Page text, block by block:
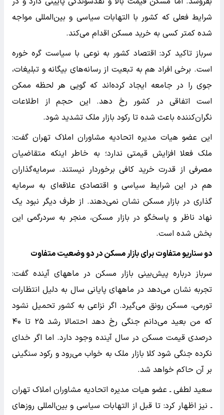
شرایط فعلی که کشور با التهابات سیاسی و بین‌المللی مواجه
شده کمتر کسی به خرید مسکن اقدام می‌کند.
سرباز تاکید کرد: اقتصاد کشور به نوعی با سیاست گره خوره
است. برخی افراد هم به تبعیت از رسانه‌های بیگانه و تبلیغات،
جوی را در جامعه ایجاد کرده‌اند که گویی هر لحظه ممکن
است اتفاقی در کشور رخ دهد. این حجم از اطلاعات
نگران‌کننده باعث شده تا رکود بازار ملک تشدید شود.
این عضو هیات مدیره اتحادیه مشاوران املاک تهران گفت:
ملک فعلا افزایش قیمتی ندارد؛ به خاطر اینکه متقاضیان
مصرفی از قدرت خرید کافی برخوردار نیستند. سرمایه‌گذاران
هم در این شرایط سیاسی و اقتصادی علاقه‌ای به سرمایه
گذاری در بازار مسکن نشان نمی‌دهند. از طرف دیگر نبود یک
نهاد ناظر و پاسخگو در بازار مسکن، منجر به سردرگمی این
بخش شده است.
دو سناریو متفاوت برای بازار مسکن در دو وضعیت متفاوت
سرباز درباره پیش‌بینی بازار مسکن در ماههای آینده گفت:
تجربه نشان می‌دهد در ماههای پایانی سال به دلیل انتظارات
تورمی، مسکن رونق می‌گیرد. اگر نزاعی به کشور تحمیل نشود
که من بعید می‌دانم جنگی رخ دهد احتمالا رشد ۲۵ تا ۴۰
درصدی قیمت مسکن در سال آینده وجود دارد. اما اگر خدای
نکرده جنگی شود کلا بازار ملک به خواب می‌رود و رکود سنگینی
بر آن حاکم خواهد شد.
سعید لطفی ـ عضو هیات مدیره اتحادیه مشاوران املاک تهران
ـ نیز اظهار کرد: تا قبل از التهابات سیاسی و بین‌المللی روزهای